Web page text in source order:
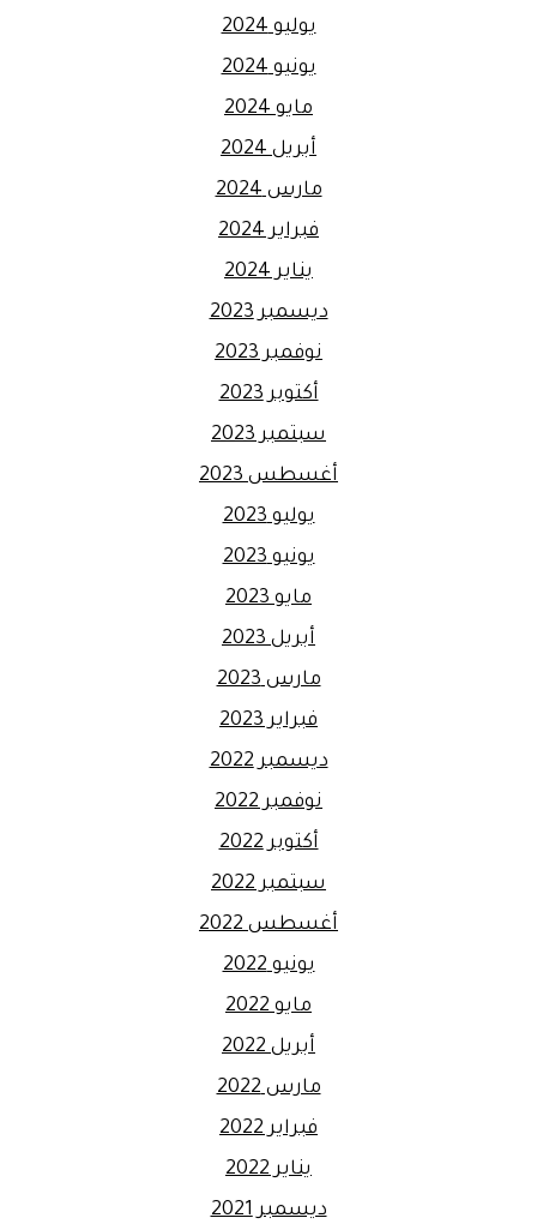
يوليو 2024
يونيو 2024
مايو 2024
أبريل 2024
مارس 2024
فبراير 2024
يناير 2024
ديسمبر 2023
نوفمبر 2023
أكتوبر 2023
سبتمبر 2023
أغسطس 2023
يوليو 2023
يونيو 2023
مايو 2023
أبريل 2023
مارس 2023
فبراير 2023
ديسمبر 2022
نوفمبر 2022
أكتوبر 2022
سبتمبر 2022
أغسطس 2022
يونيو 2022
مايو 2022
أبريل 2022
مارس 2022
فبراير 2022
يناير 2022
ديسمبر 2021